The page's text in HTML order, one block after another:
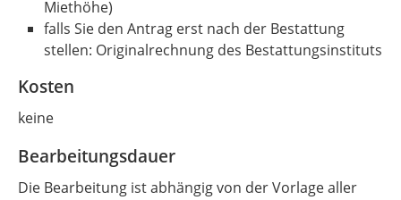
Miethöhe)
falls Sie den Antrag erst nach der Bestattung
stellen: Originalrechnung des Bestattungsinstituts
Kosten
keine
Bearbeitungsdauer
Die Bearbeitung ist abhängig von der Vorlage aller